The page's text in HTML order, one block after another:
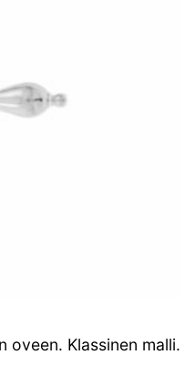
oveen. Klassinen malli.